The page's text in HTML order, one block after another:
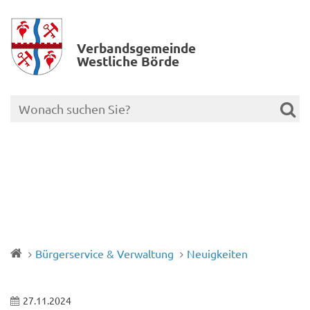
Verbands­gemeinde
Westliche Börde
Bürgerservice & Verwaltung Neuigkeiten
27.11.2024